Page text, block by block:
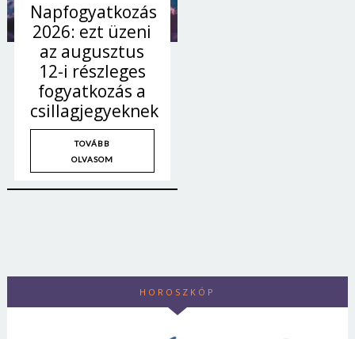
Napfogyatkozás
2026: ezt üzeni
az augusztus
12-i részleges
fogyatkozás a
csillagjegyeknek
TOVÁBB
OLVASOM
HOROSZKÓP